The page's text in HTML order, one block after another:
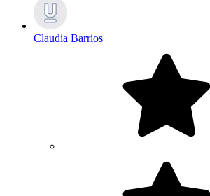
Claudia Barrios